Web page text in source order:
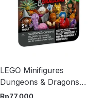
LEGO Minifigures
Dungeons & Dragons
71047 Random